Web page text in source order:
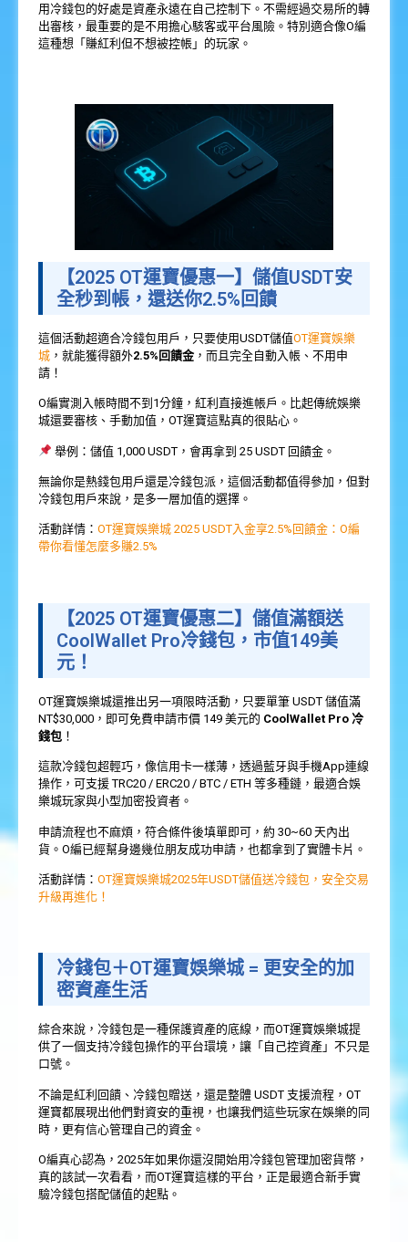
用冷錢包的好處是資產永遠在自己控制下。不需經過交易所的轉
出審核，最重要的是不用擔心駭客或平台風險。特別適合像O編
這種想「賺紅利但不想被控帳」的玩家。
【2025 OT運寶優惠一】儲值USDT安
全秒到帳，還送你2.5%回饋
這個活動超適合冷錢包用戶，只要使用USDT儲值OT運寶娛樂
城 ，就能獲得額外2.5%回饋金 ，而且完全自動入帳、不用申
請！
O編實測入帳時間不到1分鐘，紅利直接進帳戶。比起傳統娛樂
城還要審核、手動加值，OT運寶這點真的很貼心。
舉例：儲值 1,000 USDT，會再拿到 25 USDT 回饋金。
無論你是熱錢包用戶還是冷錢包派，這個活動都值得參加，但對
冷錢包用戶來說，是多一層加值的選擇。
活動詳情： OT運寶娛樂城 2025 USDT入金享2.5%回饋金：O編
帶你看懂怎麼多賺2.5%
【2025 OT運寶優惠二】儲值滿額送
CoolWallet Pro冷錢包，市值149美
元！
OT運寶娛樂城還推出另一項限時活動，只要單筆 USDT 儲值滿
NT$30,000，即可免費申請市價 149 美元的 CoolWallet Pro 冷
錢包 ！
這款冷錢包超輕巧，像信用卡一樣薄，透過藍牙與手機App連線
操作，可支援 TRC20 / ERC20 / BTC / ETH 等多種鏈，最適合娛
樂城玩家與小型加密投資者。
申請流程也不麻煩，符合條件後填單即可，約 30~60 天內出
貨。O編已經幫身邊幾位朋友成功申請，也都拿到了實體卡片。
活動詳情： OT運寶娛樂城2025年USDT儲值送冷錢包，安全交易
升級再進化！
冷錢包＋OT運寶娛樂城 = 更安全的加
密資產生活
綜合來說，冷錢包是一種保護資產的底線，而OT運寶娛樂城提
供了一個支持冷錢包操作的平台環境，讓「自己控資產」不只是
口號。
不論是紅利回饋、冷錢包贈送，還是整體 USDT 支援流程，OT
運寶都展現出他們對資安的重視，也讓我們這些玩家在娛樂的同
時，更有信心管理自己的資金。
O編真心認為，2025年如果你還沒開始用冷錢包管理加密貨幣，
真的該試一次看看，而OT運寶這樣的平台，正是最適合新手實
驗冷錢包搭配儲值的起點。